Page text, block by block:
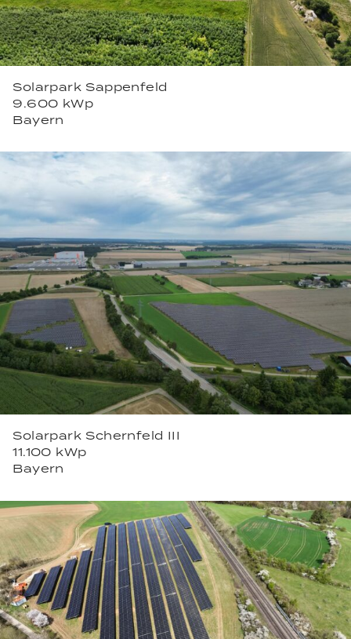
Solarpark Sappenfeld
9.600 kWp
Bayern
Solarpark Schernfeld III
11.100 kWp
Bayern